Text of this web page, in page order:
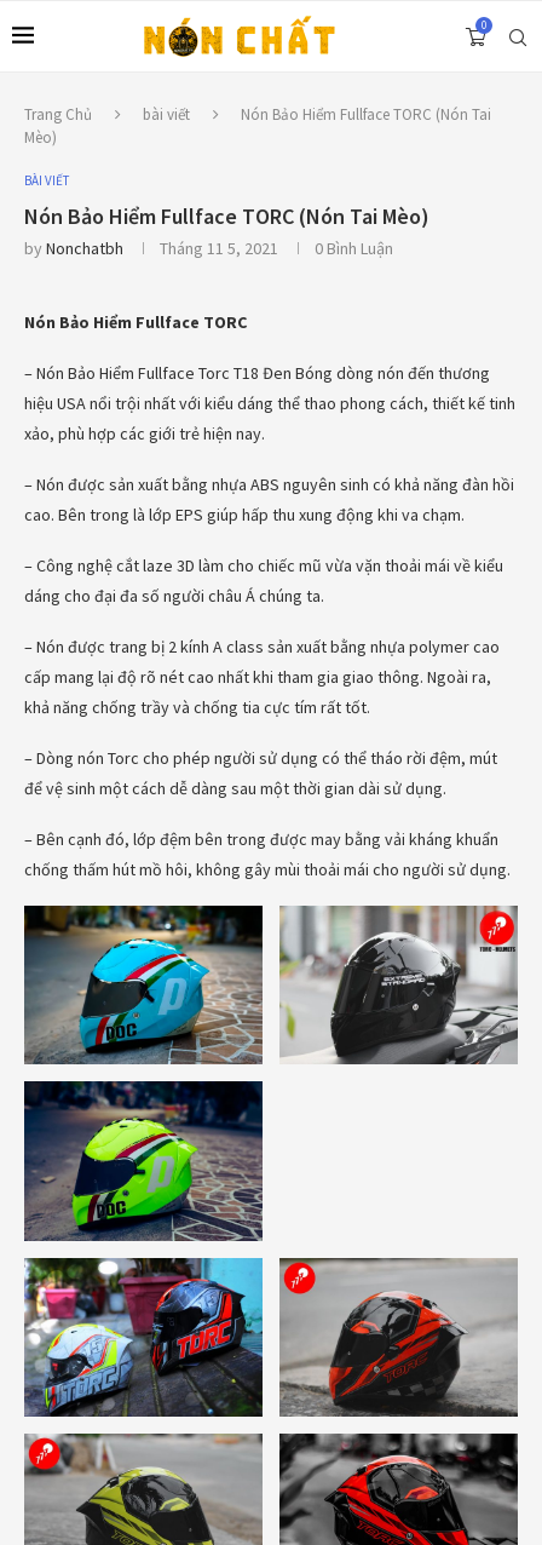
0
Trang Chủ bài viết
Nón Bảo Hiểm Fullface TORC (Nón Tai
Mèo)
BÀI VIẾT
Nón Bảo Hiểm Fullface TORC (Nón Tai Mèo)
by Nonchatbh Tháng 11 5, 2021 0 Bình Luận
Nón Bảo Hiểm Fullface TORC
– Nón Bảo Hiểm Fullface Torc T18 Đen Bóng dòng nón đến thương
hiệu USA nổi trội nhất với kiểu dáng thể thao phong cách, thiết kế tinh
xảo, phù hợp các giới trẻ hiện nay.
– Nón được sản xuất bằng nhựa ABS nguyên sinh có khả năng đàn hồi
cao. Bên trong là lớp EPS giúp hấp thu xung động khi va chạm.
– Công nghệ cắt laze 3D làm cho chiếc mũ vừa vặn thoải mái về kiểu
dáng cho đại đa số người châu Á chúng ta.
– Nón được trang bị 2 kính A class sản xuất bằng nhựa polymer cao
cấp mang lại độ rõ nét cao nhất khi tham gia giao thông. Ngoài ra,
khả năng chống trầy và chống tia cực tím rất tốt.
– Dòng nón Torc cho phép người sử dụng có thể tháo rời đệm, mút
để vệ sinh một cách dễ dàng sau một thời gian dài sử dụng.
– Bên cạnh đó, lớp đệm bên trong được may bằng vải kháng khuẩn
chống thấm hút mồ hôi, không gây mùi thoải mái cho người sử dụng.